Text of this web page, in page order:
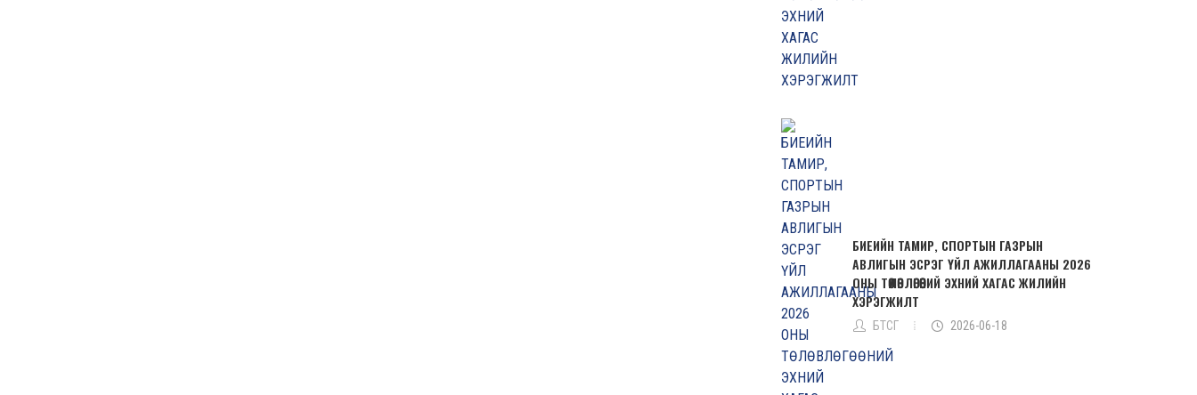
БИЕИЙН ТАМИР, СПОРТЫН ГАЗРЫН
АВЛИГЫН ЭСРЭГ ҮЙЛ АЖИЛЛАГААНЫ 2026
ОНЫ ТӨЛӨВЛӨГӨӨНИЙ ЭХНИЙ ХАГАС ЖИЛИЙН
ХЭРЭГЖИЛТ
БТСГ 2026-06-18